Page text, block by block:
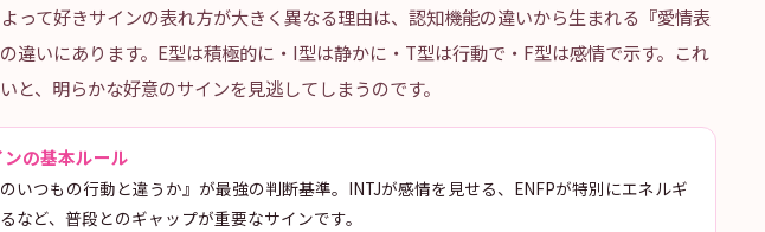
って好きサインの表れ方が大きく異なる理由は、認知機能の違いから生まれる『愛情表
違いにあります。E型は積極的に・I型は静かに・T型は行動で・F型は感情で示す。これ
と、明らかな好意のサインを見逃してしまうのです。
の基本ルール
のいつもの行動と違うか』が最強の判断基準。INTJが感情を見せる、ENFPが特別にエネルギ
など、普段とのギャップが重要なサインです。